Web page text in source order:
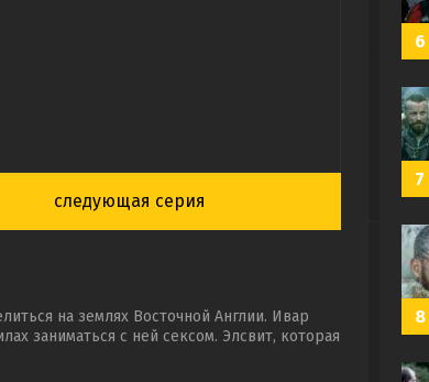
следующая серия
на землях Восточной Англии. Ивар
заниматься с ней сексом. Элсвит, которая
6
7
8